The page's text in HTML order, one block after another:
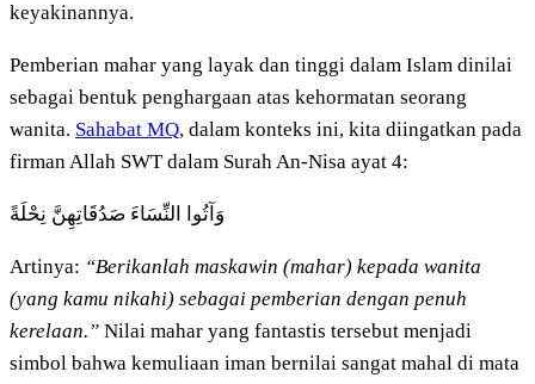
keyakinannya.
Pemberian mahar yang layak dan tinggi dalam Islam dinilai
sebagai bentuk penghargaan atas kehormatan seorang
wanita. Sahabat MQ, dalam konteks ini, kita diingatkan pada
firman Allah SWT dalam Surah An-Nisa ayat 4:
وَآتُوا النِّسَاءَ صَدُقَاتِهِنَّ نِحْلَةً
Artinya: “Berikanlah maskawin (mahar) kepada wanita
(yang kamu nikahi) sebagai pemberian dengan penuh
kerelaan.” Nilai mahar yang fantastis tersebut menjadi
simbol bahwa kemuliaan iman bernilai sangat mahal di mata